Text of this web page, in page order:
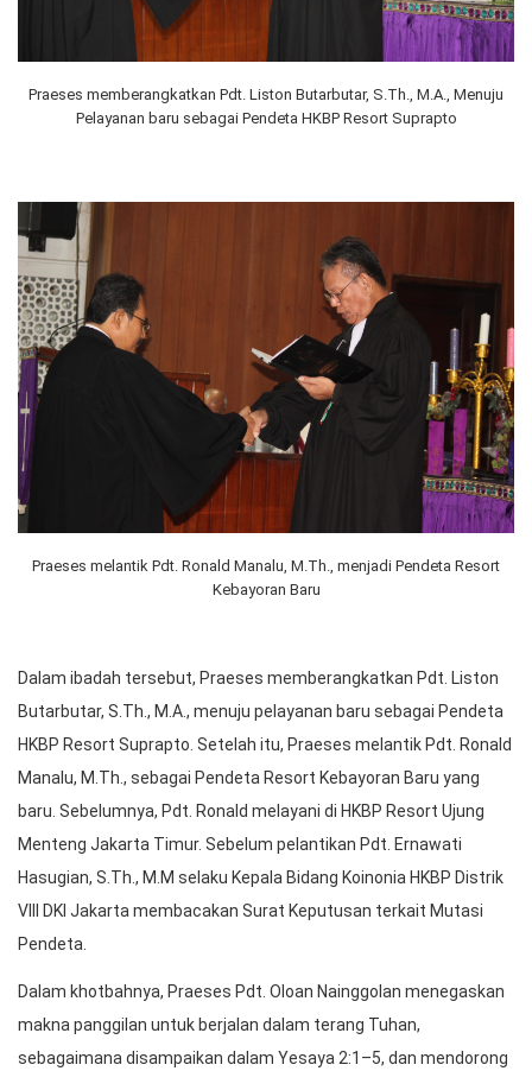
Praeses memberangkatkan Pdt. Liston Butarbutar, S.Th., M.A., Menuju
Pelayanan baru sebagai Pendeta HKBP Resort Suprapto
Praeses melantik Pdt. Ronald Manalu, M.Th., menjadi Pendeta Resort
Kebayoran Baru
Dalam ibadah tersebut, Praeses memberangkatkan Pdt. Liston
Butarbutar, S.Th., M.A., menuju pelayanan baru sebagai Pendeta
HKBP Resort Suprapto. Setelah itu, Praeses melantik Pdt. Ronald
Manalu, M.Th., sebagai Pendeta Resort Kebayoran Baru yang
baru. Sebelumnya, Pdt. Ronald melayani di HKBP Resort Ujung
Menteng Jakarta Timur. Sebelum pelantikan Pdt. Ernawati
Hasugian, S.Th., M.M selaku Kepala Bidang Koinonia HKBP Distrik
VIII DKI Jakarta membacakan Surat Keputusan terkait Mutasi
Pendeta.
Dalam khotbahnya, Praeses Pdt. Oloan Nainggolan menegaskan
makna panggilan untuk berjalan dalam terang Tuhan,
sebagaimana disampaikan dalam Yesaya 2:1–5, dan mendorong